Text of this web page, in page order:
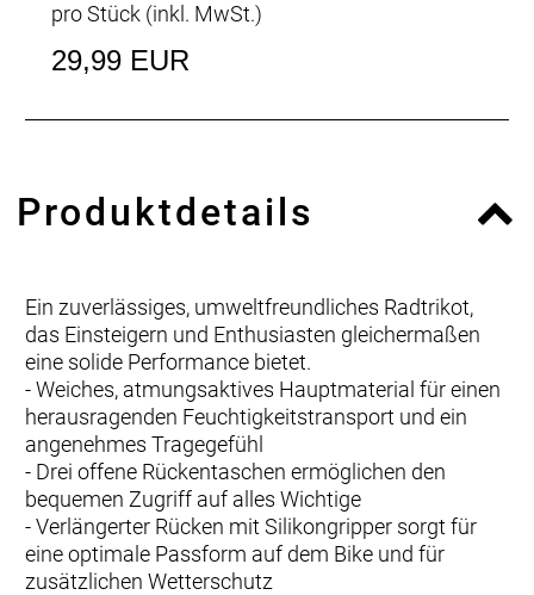
pro Stück (inkl. MwSt.)
29,99 EUR
Produktdetails
Ein zuverlässiges, umweltfreundliches Radtrikot,
das Einsteigern und Enthusiasten gleichermaßen
eine solide Performance bietet.
- Weiches, atmungsaktives Hauptmaterial für einen
herausragenden Feuchtigkeitstransport und ein
angenehmes Tragegefühl
- Drei offene Rückentaschen ermöglichen den
bequemen Zugriff auf alles Wichtige
- Verlängerter Rücken mit Silikongripper sorgt für
eine optimale Passform auf dem Bike und für
zusätzlichen Wetterschutz